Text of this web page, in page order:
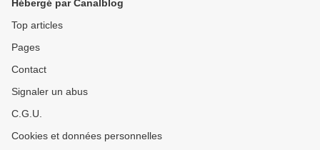
Hébergé par Canalblog
Top articles
Pages
Contact
Signaler un abus
C.G.U.
Cookies et données personnelles